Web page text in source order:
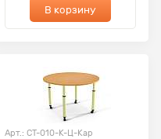
В корзину
Арт.: СТ-010-К-Ц-Кар